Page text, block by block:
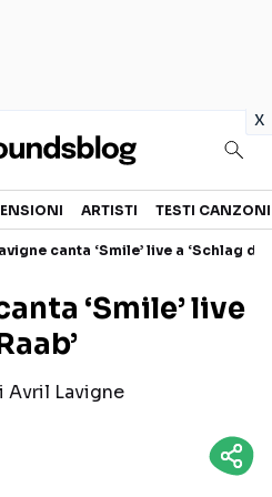
x
TESTI CANZONI
TOUR ED EVENTI
TALENT SHOW
ARTISTI TESTI CANZONI
canta ‘Smile’ live a ‘Schlag
‘Smile’ live
Avril Lavigne